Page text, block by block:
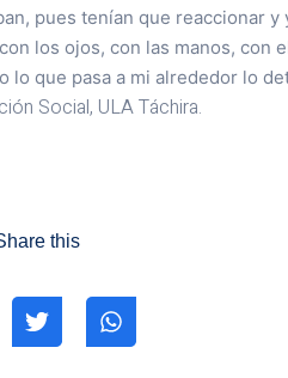
pues tenían que reaccionar y
los ojos, con las manos, con
que pasa a mi alrededor lo
Social, ULA Táchira.
this